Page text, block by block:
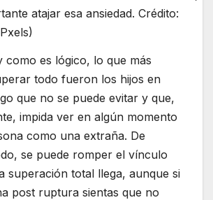
atajar esa ansiedad. Crédito:
como es lógico, lo que más
todo fueron los hijos en
que no se puede evitar y que,
impida ver en algún momento
como una extraña. De
se puede romper el vínculo
superación total llega, aunque si
post ruptura sientas que no